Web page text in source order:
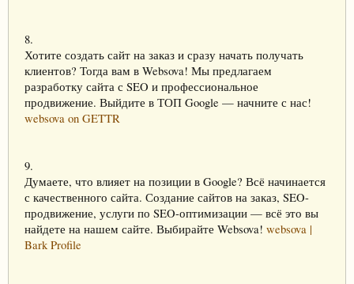
8.
Хотите создать сайт на заказ и сразу начать получать
клиентов? Тогда вам в Websova! Мы предлагаем
разработку сайта с SEO и профессиональное
продвижение. Выйдите в ТОП Google — начните с нас!
websova on GETTR
9.
Думаете, что влияет на позиции в Google? Всё начинается
с качественного сайта. Создание сайтов на заказ, SEO-
продвижение, услуги по SEO-оптимизации — всё это вы
найдете на нашем сайте. Выбирайте Websova! websova |
Bark Profile